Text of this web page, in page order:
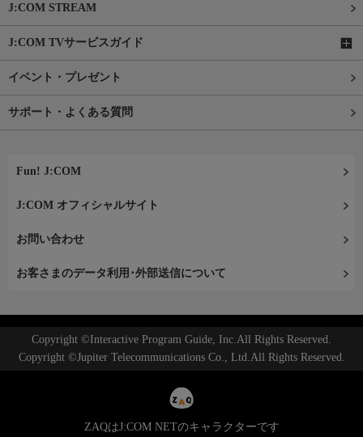
J:COM STREAM
J:COM TVサービスガイド
イベント・プレゼント
サポート・よくある質問
Fun! J:COM
J:COM オフィシャルサイト
お問い合わせ
お客さまのデータ利用･外部送信について
Copyright ©Interactive Program Guide, Inc.All Rights Reserved.
Copyright ©Jupiter Telecommunications Co., Ltd.All Rights Reserved.
ZAQはJ:COM NETのキャラクターです